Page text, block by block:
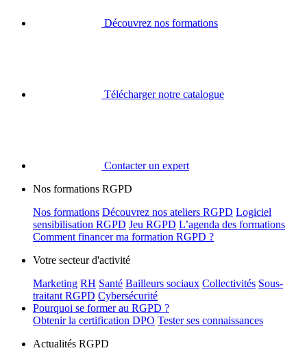
Découvrez nos formations
Télécharger notre catalogue
Contacter un expert
Nos formations RGPD
Nos formations Découvrez nos ateliers RGPD Logiciel
sensibilisation RGPD Jeu RGPD L’agenda des formations
Comment financer ma formation RGPD ?
Votre secteur d'activité
Marketing RH Santé Bailleurs sociaux Collectivités Sous-
traitant RGPD Cybersécurité
Pourquoi se former au RGPD ?
Obtenir la certification DPO Tester ses connaissances
Actualités RGPD